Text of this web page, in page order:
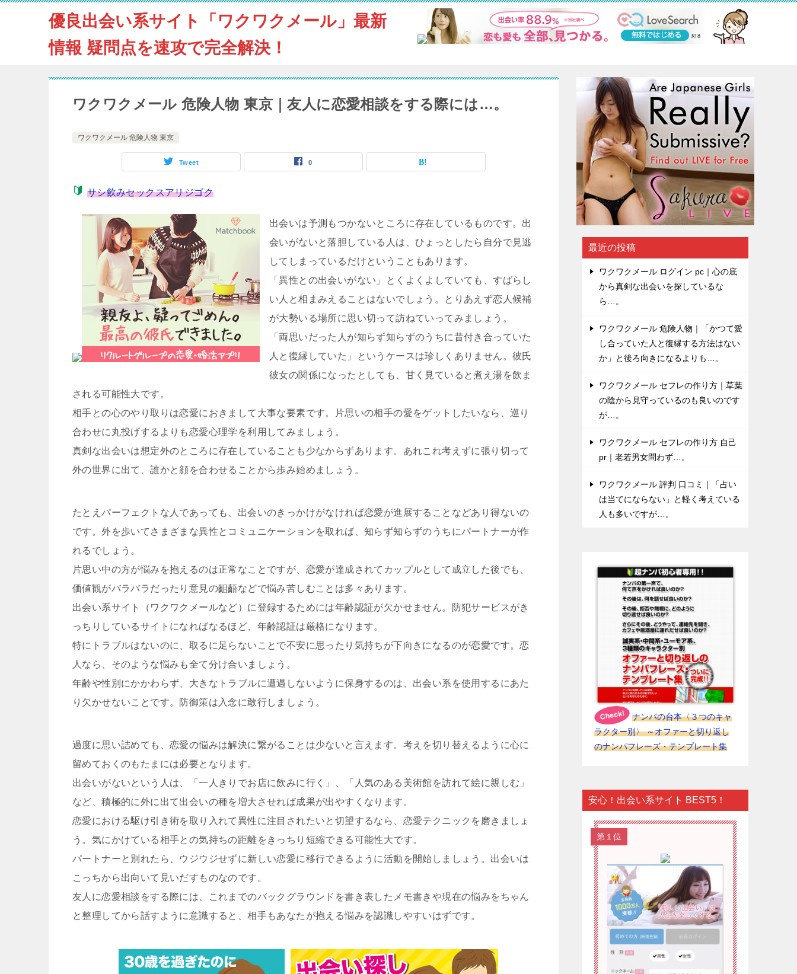
優良出会い系サイト「ワクワクメール」最新
情報 疑問点を速攻で完全解決！
ワクワクメール 危険人物 東京｜友人に恋愛相談をする際には…。
ワクワクメール 危険人物 東京
Tweet 0
サシ飲みセックスアリジゴク
出会いは予測もつかないところに存在しているものです。出
会いがないと落胆している人は、ひょっとしたら自分で見逃
してしまっているだけということもあります。
「異性との出会いがない」とくよくよしていても、すばらし
い人と相まみえることはないでしょう。とりあえず恋人候補
が大勢いる場所に思い切って訪ねていってみましょう。
「両思いだった人が知らず知らずのうちに昔付き合っていた
人と復縁していた」というケースは珍しくありません。彼氏
彼女の関係になったとしても、甘く見ていると煮え湯を飲ま
される可能性大です。
相手との心のやり取りは恋愛におきまして大事な要素です。片思いの相手の愛をゲットしたいなら、巡り
合わせに丸投げするよりも恋愛心理学を利用してみましょう。
真剣な出会いは想定外のところに存在していることも少なからずあります。あれこれ考えずに張り切って
外の世界に出て、誰かと顔を合わせることから歩み始めましょう。
たとえパーフェクトな人であっても、出会いのきっかけがなければ恋愛が進展することなどあり得ないの
です。外を歩いてさまざまな異性とコミュニケーションを取れば、知らず知らずのうちにパートナーが作
れるでしょう。
片思い中の方が悩みを抱えるのは正常なことですが、恋愛が達成されてカップルとして成立した後でも、
価値観がバラバラだったり意見の齟齬などで悩み苦しむことは多々あります。
出会い系サイト（ワクワクメールなど）に登録するためには年齢認証が欠かせません。防犯サービスがき
っちりしているサイトになればなるほど、年齢認証は厳格になります。
特にトラブルはないのに、取るに足らないことで不安に思ったり気持ちが下向きになるのが恋愛です。恋
人なら、そのような悩みも全て分け合いましょう。
年齢や性別にかかわらず、大きなトラブルに遭遇しないように保身するのは、出会い系を使用するにあた
り欠かせないことです。防御策は入念に敢行しましょう。
過度に思い詰めても、恋愛の悩みは解決に繋がることは少ないと言えます。考えを切り替えるように心に
留めておくのもたまには必要となります。
出会いがないという人は、「一人きりでお店に飲みに行く」、「人気のある美術館を訪れて絵に親しむ」
など、積極的に外に出て出会いの種を増大させれば成果が出やすくなります。
恋愛における駆け引き術を取り入れて異性に注目されたいと切望するなら、恋愛テクニックを磨きましょ
う。気にかけている相手との気持ちの距離をきっちり短縮できる可能性大です。
パートナーと別れたら、ウジウジせずに新しい恋愛に移行できるように活動を開始しましょう。出会いは
こっちから出向いて見いだすものなのです。
友人に恋愛相談をする際には、これまでのバックグラウンドを書き表したメモ書きや現在の悩みをちゃん
と整理してから話すように意識すると、相手もあなたが抱える悩みを認識しやすいはずです。
最近の投稿
ワクワクメール ログイン pc｜心の底
から真剣な出会いを探しているな
ら…。
ワクワクメール 危険人物｜「かつて愛
し合っていた人と復縁する方法はない
か」と後ろ向きになるよりも…。
ワクワクメール セフレの作り方｜草葉
の陰から見守っているのも良いのです
が…。
ワクワクメール セフレの作り方 自己
pr｜老若男女問わず…。
ワクワクメール 評判 口コミ｜「占い
は当てにならない」と軽く考えている
人も多いですが…。
ナンパの台本〈３つのキャ
ラクター別〉 ～オファーと切り返し
のナンパフレーズ・テンプレート集
安心！出会い系サイト BEST5！
第１位